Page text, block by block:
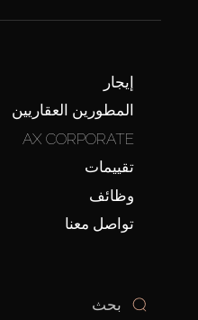
إيجار
المطورين العقاريين
AX CORPORATE
تقييمات
وظائف
تواصل معنا